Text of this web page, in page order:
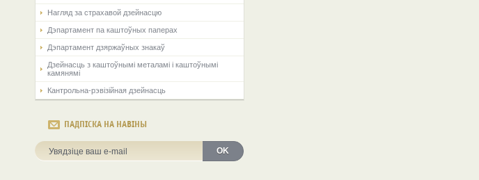
Нагляд за страхавой дзейнасцю
Дэпартамент па каштоўных паперах
Дэпартамент дзяржаўных знакаў
Дзейнасць з каштоўнымі металамі і каштоўнымі
камянямі
Кантрольна-рэвізійная дзейнасць
ПАДПІСКА НА НАВІНЫ
OK